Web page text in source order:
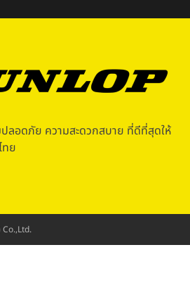
ลอดภัย ความสะดวกสบาย ที่ดีที่สุดให้
ทย